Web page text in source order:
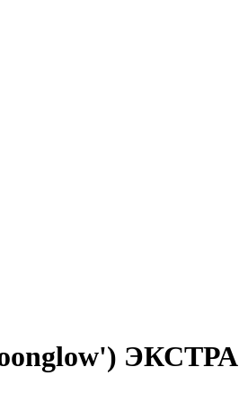
ЭКСТРА